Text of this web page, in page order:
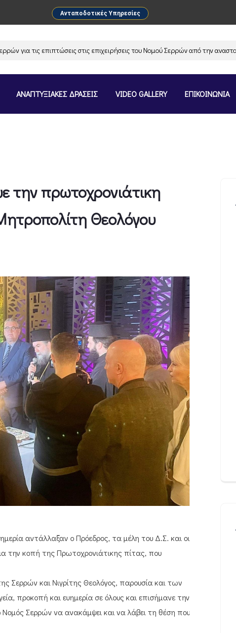
Ανταποδοτικές Υπηρεσίες
τις επιπτώσεις στις επιχειρήσεις του Νομού Σερρών από την
ΑΝΑΠΤΥΞΙΑΚΕΣ ΔΡΑΣΕΙΣ VIDEO GALLERY ΕΠΙΚΟΙΝΩΝΙΑ
την πρωτοχρονιάτικη
Θεολόγου
αντάλλαξαν ο Πρόεδρος, τα μέλη του Δ.Σ. και οι
την κοπή της Πρωτοχρονιάτικης πίτας, που
Σερρών και Νιγρίτης Θεολόγος, παρουσία και των
προκοπή και ευημερία σε όλους και επισήμανε την
Σερρών να ανακάμψει και να λάβει τη θέση που